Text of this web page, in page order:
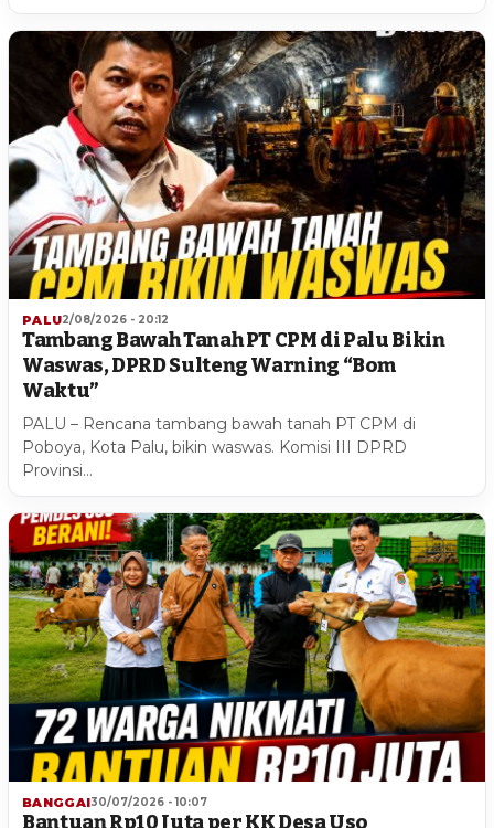
PALU2/08/2026 - 20:12
Tambang Bawah Tanah PT CPM di Palu Bikin
Waswas, DPRD Sulteng Warning “Bom
Waktu”
PALU – Rencana tambang bawah tanah PT CPM di
Poboya, Kota Palu, bikin waswas. Komisi III DPRD
Provinsi…
BANGGAI30/07/2026 - 10:07
Bantuan Rp10 Juta per KK Desa Uso